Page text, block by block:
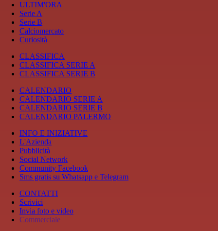
ULTIM'ORA
Serie A
Serie B
Calciomercato
Curiosità
CLASSIFICA
CLASSIFICA SERIE A
CLASSIFICA SERIE B
CALENDARIO
CALENDARIO SERIE A
CALENDARIO SERIE B
CALENDARIO PALERMO
INFO E INIZIATIVE
L'Azienda
Pubblicità
Social Network
Community Facebook
Sms gratis su Whatsapp e Telegram
CONTATTI
Scrivici
Invia foto e video
Commerciale